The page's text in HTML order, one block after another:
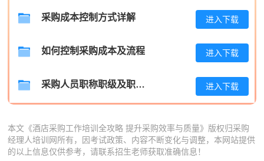
孔** 139****7343
采购成本控制方式详解 进入下载
如何控制采购成本及流程 进入下载
采购人员职称职级及职位晋升管理制度 进入下载
本文《酒店采购工作培训全攻略 提升采购效率与质量》版权归采购
经理人培训网所有，因考试政策、内容不断变化与调整，本网站提供
的以上信息仅供参考，请联系招生老师获取准确信息！